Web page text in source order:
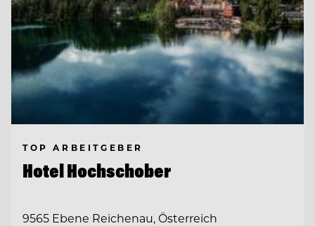
TOP ARBEITGEBER
Hotel Hochschober
9565 Ebene Reichenau, Österreich